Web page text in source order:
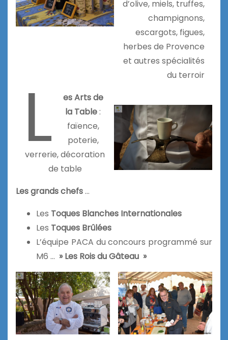
d’olive, miels, truffes,
champignons,
escargots, figues,
herbes de Provence
et autres spécialités
du terroir
L
es Arts de
la Table:
faïence,
poterie,
verrerie, décoration
de table
Les grands chefs…
Les Toques Blanches Internationales
Les Toques Brûlées
L’équipe PACA du concours programmé sur
M6 … » Les Rois du Gâteau »